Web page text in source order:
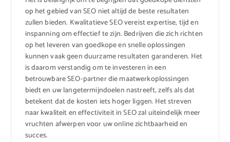
op het gebied van SEO niet altijd de beste resultaten
zullen bieden. Kwalitatieve SEO vereist expertise, tijd en
inspanning om effectief te zijn. Bedrijven die zich richten
op het leveren van goedkope en snelle oplossingen
kunnen vaak geen duurzame resultaten garanderen. Het
is daarom verstandig om te investeren in een
betrouwbare SEO-partner die maatwerkoplossingen
biedt en uw langetermijndoelen nastreeft, zelfs als dat
betekent dat de kosten iets hoger liggen. Het streven
naar kwaliteit en effectiviteit in SEO zal uiteindelijk meer
vruchten afwerpen voor uw online zichtbaarheid en
succes.